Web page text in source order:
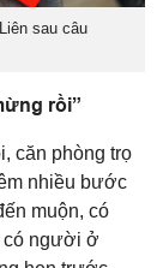
sau câu
rồi”
căn phòng trọ
nhiều bước
muộn, có
có người ở